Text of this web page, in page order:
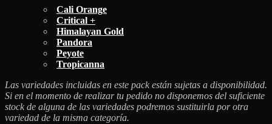
Cali Orange
Critical +
Himalayan Gold
Pandora
Peyote
Tropicanna
Las variedades incluidas en este pack están sujetas a disponibilidad.
Si en el momento de realizar tu pedido no disponemos del suficiente
stock de alguna de las variedades podremos sustituirla por otra
variedad de la misma categoría.